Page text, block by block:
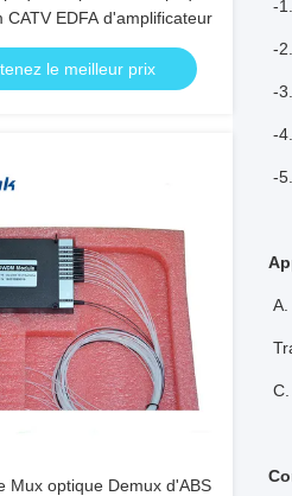
CATV EDFA d'amplificateur
le meilleur prix
Mux optique Demux d'ABS
-
-
-
-
-
A.
C.